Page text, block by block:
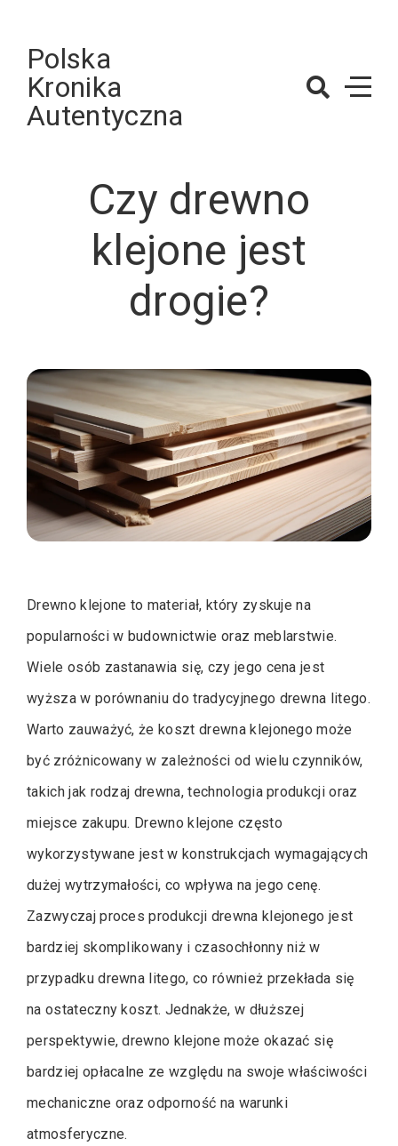
contentPolska
Kronika
Autentyczna
Czy drewno
klejone jest
drogie?
Drewno klejone to materiał, który zyskuje na
popularności w budownictwie oraz meblarstwie.
Wiele osób zastanawia się, czy jego cena jest
wyższa w porównaniu do tradycyjnego drewna litego.
Warto zauważyć, że koszt drewna klejonego może
być zróżnicowany w zależności od wielu czynników,
takich jak rodzaj drewna, technologia produkcji oraz
miejsce zakupu. Drewno klejone często
wykorzystywane jest w konstrukcjach wymagających
dużej wytrzymałości, co wpływa na jego cenę.
Zazwyczaj proces produkcji drewna klejonego jest
bardziej skomplikowany i czasochłonny niż w
przypadku drewna litego, co również przekłada się
na ostateczny koszt. Jednakże, w dłuższej
perspektywie, drewno klejone może okazać się
bardziej opłacalne ze względu na swoje właściwości
mechaniczne oraz odporność na warunki
atmosferyczne.